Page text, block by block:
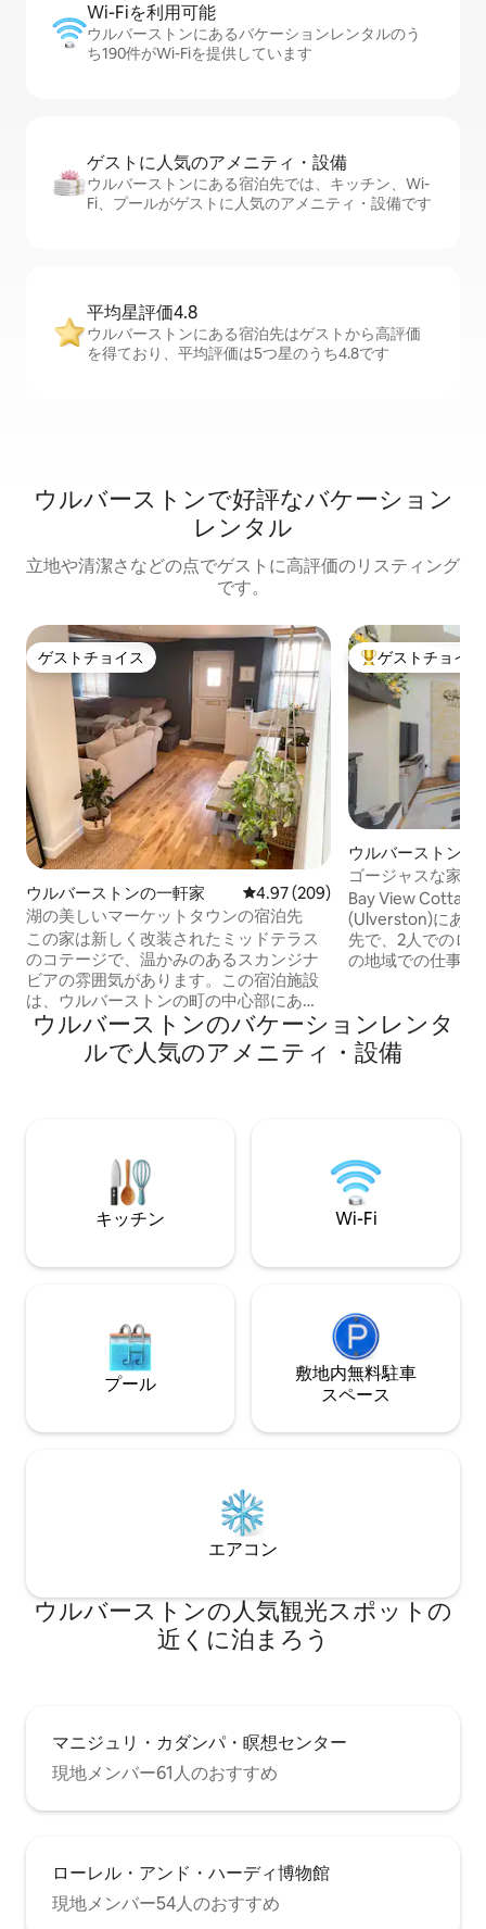
Wi-Fiを利⁠用⁠可⁠能
ウルバーストンにあるバケーションレンタルのう
ち190件がWi-Fiを提供しています
ゲストに人⁠気⁠のア⁠メ⁠ニ⁠テ⁠ィ・設⁠備
ウルバーストンにある宿泊先では、キッチン、Wi-
Fi、プールがゲストに人気のアメニティ・設備です
平均星評価4.8
ウルバーストンにある宿泊先はゲストから高評価
を得ており、平均評価は5つ星のうち4.8です
ウルバーストンで好評なバケーション
レンタル
立地や清潔さなどの点でゲストに高評価のリスティング
です。
ゲストチョイス
ゲストチョイス
ウルバーストンの一軒家 レビュー209件、5つ星中4.97つ
4.97 (209)
湖の美しいマーケットタウンの宿泊先
この家は新しく改装されたミッドテラス
のコテージで、温かみのあるスカンジナ
ビアの雰囲気があります。この宿泊施設
は、ウルバーストンの町の中心部にあ
り、パブやレストランからはすぐ近くで
すが、喧騒からは十分離れています。 家
に入ると、オープンプランのダイニング
器棚があります。 2階には、1つ目の部屋
と2つ目の部屋にキングサイズのベッドと
ダブルベッドがそれぞれある、同じ大き
さの部屋が2つあります。3つ目の部屋に
ありますが、追加のベビーベッド/トラベ
を1匹連れてくることができます。その他
のご要望はお問い合わせください。 ご滞
在をもう少し楽しんでいただくために、
用意します。 周辺エリアの詳細とおすす
ランやパブはすぐに予約がいっぱいにな
りますので、がっかりしないように事前
荷を降ろすのに1時間の路上駐車場か、家
時間でわずか1ポンドの地元の安全な駐車
場（ストックブリッジレーン駐車場）の
大好評のゲスト
ゲストチョイス
ウルバーストンの
ゴージャスな家、
い景色
Bay View
(Ulverston)にある
先で、2人でのロ
の地域での仕事、
ずりがたくさん
く、パノラマビュ
中心部に非常に
います。 ホテル
です！
ウルバーストンのバケーションレンタ
ルで人気のアメニティ・設備
キッチン Wi-Fi
プール
敷地内無料駐⁠車
ス⁠ペ⁠ー⁠ス
エアコン
ウルバーストンの人気観光スポットの
近くに泊まろう
マニジュリ・カダンパ・瞑想センター
現地メンバー61人のおすすめ
ローレル・アンド・ハーディ博物館
現地メンバー54人のおすすめ